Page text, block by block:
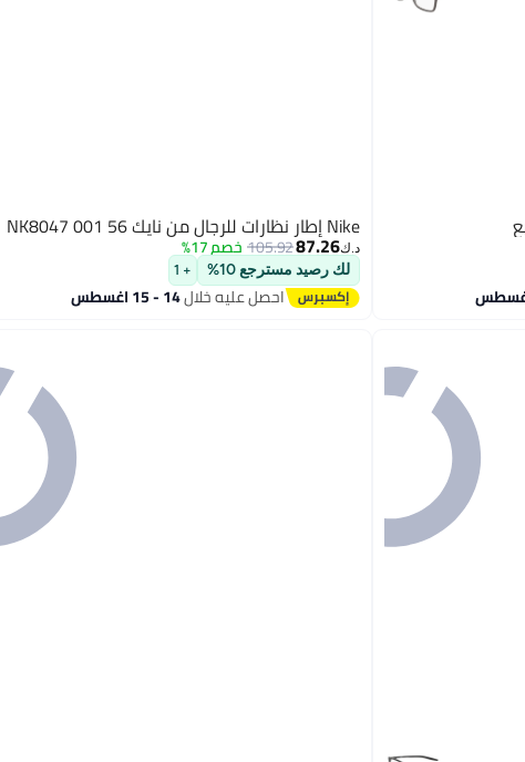
Nike إطار نظارات للرجال من نايك NK8047 001 56
د.ك‏87.26
105.92خصم 17%
لك رصيد مسترجع 10% + 1
احصل عليه خلال14 - 15 اغسطس